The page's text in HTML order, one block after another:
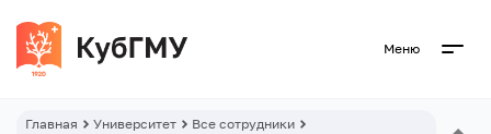
Меню
Главная Университет
Все сотрудники